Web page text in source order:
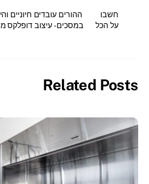
חשבו
על הכל
ההורים עובדים חיוניים
במסכים- עיצוב דופלקס
Related Posts